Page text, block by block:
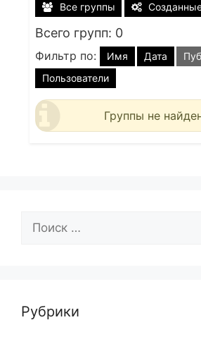
Все группы
Всего групп: 0
Фильтр по: Имя Дата
Пользователи
Группы не
Рубрики